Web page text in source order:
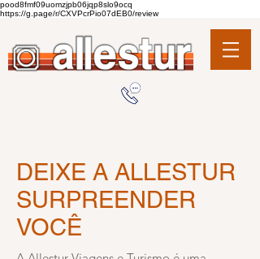
pood8fmf09uomzjpb06jqp8slo9ocq
https://g.page/r/CXVPcrPio07dEB0/review
DEIXE A ALLESTUR
SURPREENDER
VOCÊ